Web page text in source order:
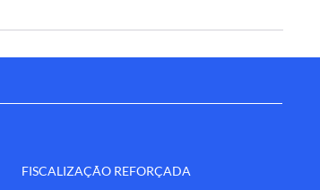
FISCALIZAÇÃO REFORÇADA